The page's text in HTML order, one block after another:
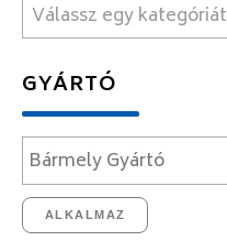
Válassz egy kategóriát
GYÁRTÓ
ALKALMAZ